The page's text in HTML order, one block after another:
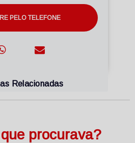
PELO TELEFONE
Relacionadas
procurava?